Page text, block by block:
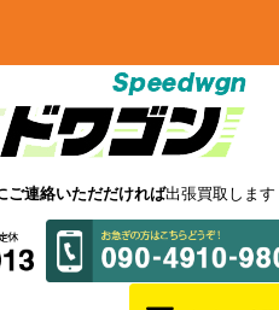
ご連絡いただだければ出張買取します